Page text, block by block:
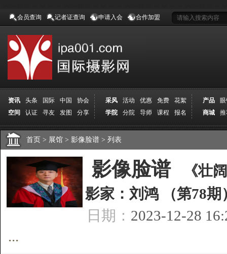
会员查询 记者证查询 申请入会 合作加盟
资讯 头条 国际 中国 协会 采风 活动 优惠 免费 花絮 产品
空间
认证 寻友 发图 分享 学院 分院 导师 课程 报名 商城
首页 > 展馆 > 影像脸谱 > 列表
影像脸谱]
《壮
影家：刘鸿 （第78期
日期： 2023-12-28
...